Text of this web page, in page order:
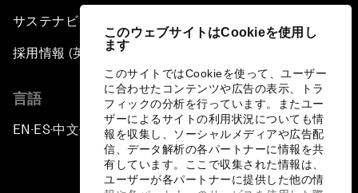
このウェブサイトはCookieを使用し
ます
このサイトではCookieを使って、ユーザー
に合わせたコンテンツや広告の表示、トラ
フィックの分析を行っています。またユー
ザーによるサイトの利用状況についても情
報を収集し、ソーシャルメディアや広告配
信、データ解析の各パートナーに情報を共
有しています。ここで収集された情報は、
ユーザーが各パートナーに提供した他の情
サステナビリティへの取り組み
採用情報 (英語のみ)
言語
EN ▪ ES▪中文▪ 日本語